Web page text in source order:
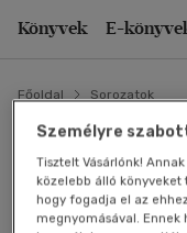
Könyvek E-
Főoldal Sorozatok
A SAJOGI
sorozat
Irodalom
Magyar
Ár szerint
Kiadás éve
Ár szerint
Eladott
Eladott
Cím szerint A-Z
Személyre
Tisztelt Vásárlónk!
közelebb álló
hogy fogadja el az
megnyomásával.